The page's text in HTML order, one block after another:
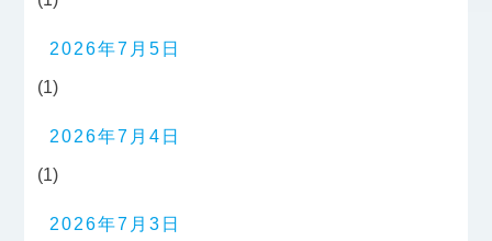
2026年7月5日
(1)
2026年7月4日
(1)
2026年7月3日